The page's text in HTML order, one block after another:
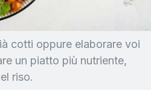
cotti oppure elaborare voi
un piatto più nutriente,
riso.